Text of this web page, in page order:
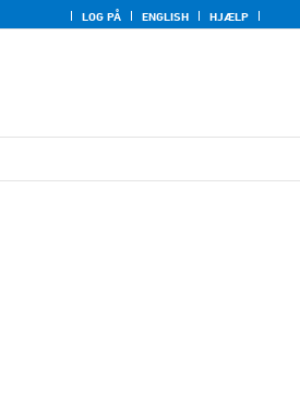
LOG PÅ ENGLISH HJÆLP